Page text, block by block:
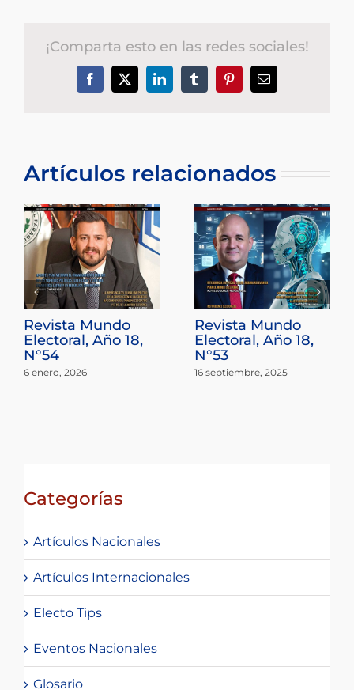
¡Comparta esto en las redes sociales!
Facebook
X LinkedInTumblrPinterestCorreo
electrónico
Artículos relacionados
Revista Mundo
Electoral, Año 18,
N°54
6 enero, 2026
Revista Mundo
Electoral, Año 18,
N°53
16 septiembre, 2025
Categorías
Artículos Nacionales
Artículos Internacionales
Electo Tips
Eventos Nacionales
Glosario